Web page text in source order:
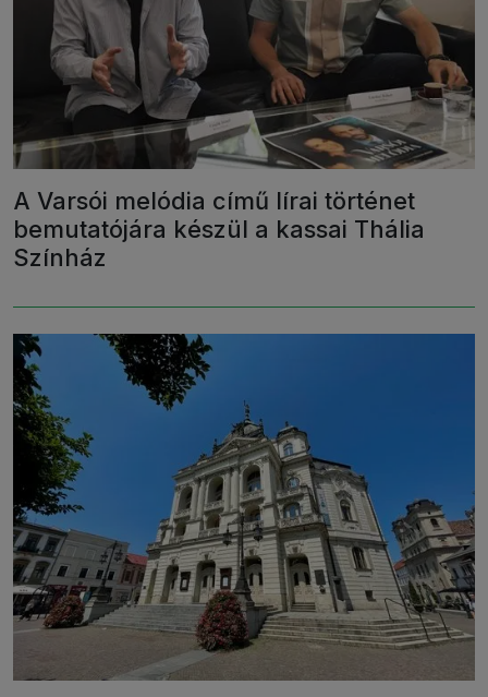
A Varsói melódia című lírai történet
bemutatójára készül a kassai Thália
Színház